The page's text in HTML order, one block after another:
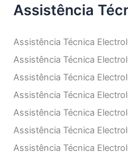
Assistência
Assistência Técnica
Assistência Técnica
Assistência Técnica
Assistência Técnica
Assistência Técnica
Assistência Técnica
Assistência Técnica